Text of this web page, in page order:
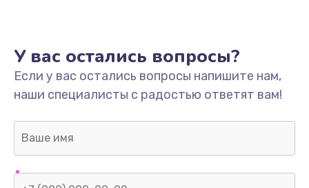
У вас остались вопросы?
Если у вас остались вопросы напишите нам,
наши специалисты с радостью ответят вам!